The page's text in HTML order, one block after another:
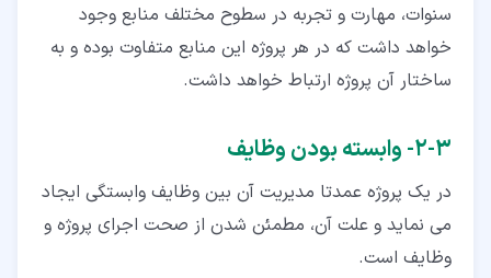
سنوات، مهارت و تجربه در سطوح مختلف منابع وجود
خواهد داشت که در هر پروژه این منابع متفاوت بوده و به
ساختار آن پروژه ارتباط خواهد داشت.
۳‏-‏۲‏- وابسته بودن وظایف
در یک پروژه عمدتا مدیریت آن بین وظایف وابستگی ایجاد
می نماید و علت آن، مطمئن شدن از صحت اجرای پروژه و
وظایف است.